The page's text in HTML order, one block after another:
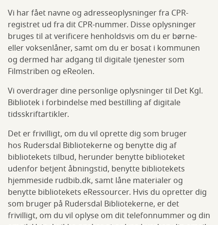
Vi har fået navne og adresseoplysninger fra CPR-
registret ud fra dit CPR-nummer. Disse oplysninger
bruges til at verificere henholdsvis om du er børne-
eller voksenlåner, samt om du er bosat i kommunen
og dermed har adgang til digitale tjenester som
Filmstriben og eReolen.
Vi overdrager dine personlige oplysninger til Det Kgl.
Bibliotek i forbindelse med bestilling af digitale
tidsskriftartikler.
Det er frivilligt, om du vil oprette dig som bruger
hos Rudersdal Bibliotekerne og benytte dig af
bibliotekets tilbud, herunder benytte biblioteket
udenfor betjent åbningstid, benytte bibliotekets
hjemmeside rudbib.dk, samt låne materialer og
benytte bibliotekets eRessourcer. Hvis du opretter dig
som bruger på Rudersdal Bibliotekerne, er det
frivilligt, om du vil oplyse om dit telefonnummer og din